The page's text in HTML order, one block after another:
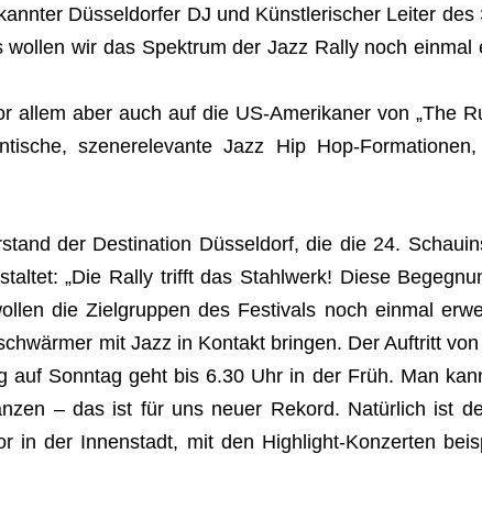
Düsseldorfer DJ und Künstlerischer Lei­ter des
wol­len wir das Spek­trum der Jazz Rally noch ein­mal
allem aber auch auf die US-Ame­ri­ka­ner von „The
sze­ne­re­le­vante Jazz Hip Hop-
der Desti­na­tion Düsseldorf, die die 24.
„Die Rally trifft das Stahl­werk! Diese
die Ziel­grup­pen des Fes­ti­vals noch ein­mal
mit Jazz in Kon­takt brin­gen. Der Auf­tritt
auf Sonn­tag geht bis 6.30 Uhr in der Früh. Man
– das ist für uns neuer Rekord. Natürlich ist
in der Innen­stadt, mit den High­light-Kon­zer­ten